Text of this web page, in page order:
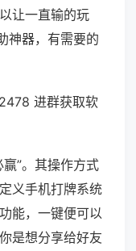
让一直输的玩
神器，有需要的
进群获取软
”。其操作方式
义手机打牌系统
能，一键便可以
是想分享给好友